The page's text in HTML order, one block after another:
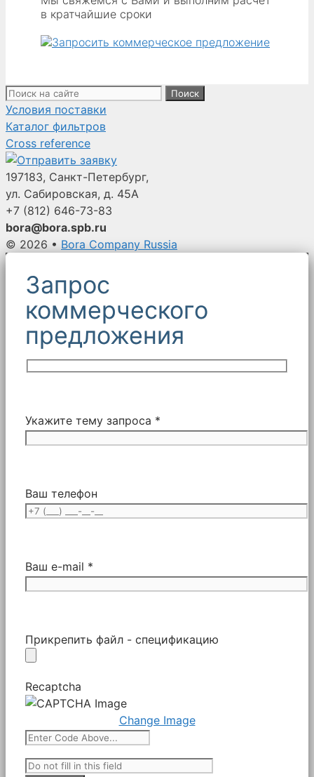
AND
SPRING
Donaldson
в кратчайшие сроки
Поиск:
Условия поставки
Каталог фильтров
Cross reference
197183, Санкт-Петербург,
ул. Сабировская, д. 45А
+7 (812) 646-73-83
bora@bora.spb.ru
© 2026 • Bora Company Russia
Запрос
коммерческого
предложения
Укажите тему запроса *
Ваш телефон
Ваш e-mail *
Прикрепить файл - спецификацию
Recaptcha
Change Image